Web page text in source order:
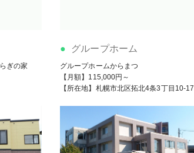
ぎの家
グループホーム
グループホームからまつ
【月額】115,000円～
【所在地】札幌市北区拓北4条3丁目10-17